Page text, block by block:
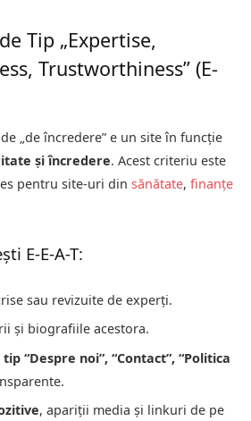
Tip „Expertise,
Trustworthiness” (E-
„de încredere” e un site în funcție
și încredere. Acest criteriu este
pentru site-uri din sănătate, finanțe
E-E-A-T:
sau revizuite de experți.
și biografiile acestora.
“Despre noi”, “Contact”, “Politica
, apariții media și linkuri de pe